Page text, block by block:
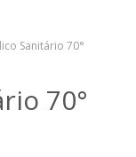
Sanitário 70°
70°